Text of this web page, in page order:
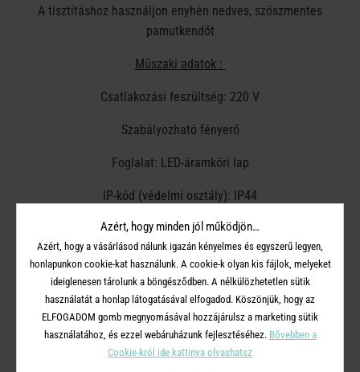
A tisztításhoz használjon enyhén nedves, szöszmentes
pamutkendőt
Műszaki adatok :
Csatlakozási feszültség: 220 V
Szabályozható fényerő
Foglalat: LED-áramköri lap
IP-kód (védelmi osztály): IP44
Üzemi feszültség: 5 V
Védelmi osztály: II
Működési mód: Akkumulátoros működés
Jellemzők: Beltéri és kültéri használatra
További minőségi jellemzők:
Azért, hogy minden jól működjön…
Azért, hogy a vásárlásod nálunk igazán kényelmes és egyszerű legyen,
honlapunkon cookie-kat használunk. A cookie-k olyan kis fájlok, melyeket
ideiglenesen tárolunk a böngésződben. A nélkülözhetetlen sütik
használatát a honlap látogatásával elfogadod. Köszönjük, hogy az
ELFOGADOM gomb megnyomásával hozzájárulsz a marketing sütik
használatához, és ezzel webáruházunk fejlesztéséhez. Bővebben a
Cookie-król ide kattinva olvashatsz